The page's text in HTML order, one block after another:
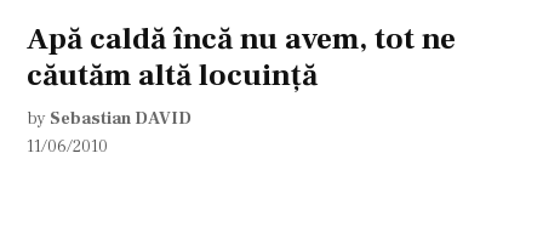
Apă caldă încă nu avem, tot ne
căutăm altă locuinţă
by Sebastian DAVID
11/06/2010